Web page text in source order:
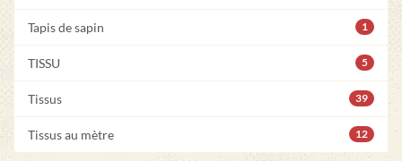
Tapis de sapin 1
TISSU 5
Tissus 39
Tissus au mètre 12